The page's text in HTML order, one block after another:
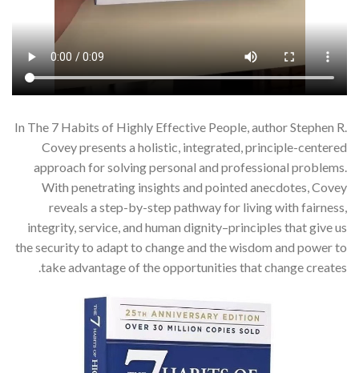
In The 7 Habits of Highly Effective People, author Stephen R.
Covey presents a holistic, integrated, principle-centered
approach for solving personal and professional problems.
With penetrating insights and pointed anecdotes, Covey
reveals a step-by-step pathway for living with fairness,
integrity, service, and human dignity–principles that give us
the security to adapt to change and the wisdom and power to
take advantage of the opportunities that change creates.